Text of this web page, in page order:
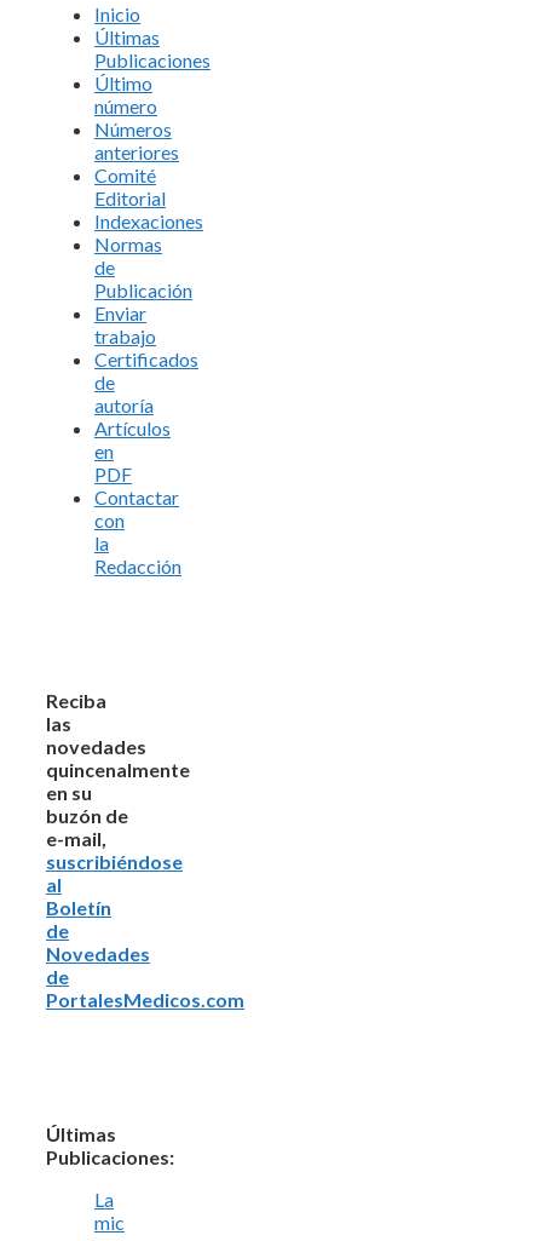
Inicio
Últimas
Publicaciones
Último
número
Números
anteriores
Comité
Editorial
Indexaciones
Normas
de
Publicación
Enviar
trabajo
Certificados
de
autoría
Artículos
en
PDF
Contactar
con
la
Redacción
Reciba
las
novedades
quincenalmente
en su
buzón de
e-mail,
suscribiéndose
al
Boletín
de
Novedades
de
PortalesMedicos.com
Últimas
Publicaciones:
La
mic